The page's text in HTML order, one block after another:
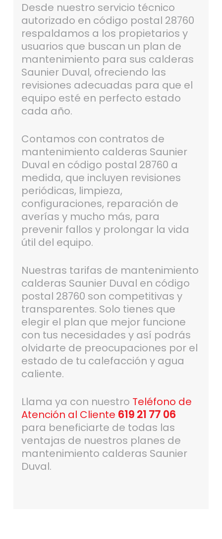
Desde nuestro servicio técnico
autorizado en código postal 28760
respaldamos a los propietarios y
usuarios que buscan un plan de
mantenimiento para sus calderas
Saunier Duval, ofreciendo las
revisiones adecuadas para que el
equipo esté en perfecto estado
cada año.
Contamos con contratos de
mantenimiento calderas Saunier
Duval en código postal 28760 a
medida, que incluyen revisiones
periódicas, limpieza,
configuraciones, reparación de
averías y mucho más, para
prevenir fallos y prolongar la vida
útil del equipo.
Nuestras tarifas de mantenimiento
calderas Saunier Duval en código
postal 28760 son competitivas y
transparentes. Solo tienes que
elegir el plan que mejor funcione
con tus necesidades y así podrás
olvidarte de preocupaciones por el
estado de tu calefacción y agua
caliente.
Llama ya con nuestro Teléfono de
Atención al Cliente 619 21 77 06
para beneficiarte de todas las
ventajas de nuestros planes de
mantenimiento calderas Saunier
Duval.